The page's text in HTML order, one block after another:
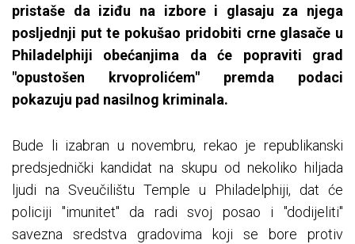
pristaše da iziđu na izbore i glasaju za njega
posljednji put te pokušao pridobiti crne glasače u
Philadelphiji obećanjima da će popraviti grad
"opustošen krvoprolićem" premda podaci
pokazuju pad nasilnog kriminala.
Bude li izabran u novembru, rekao je republikanski
predsjednički kandidat na skupu od nekoliko hiljada
ljudi na Sveučilištu Temple u Philadelphiji, dat će
policiji "imunitet" da radi svoj posao i "dodijeliti"
savezna sredstva gradovima koji se bore protiv